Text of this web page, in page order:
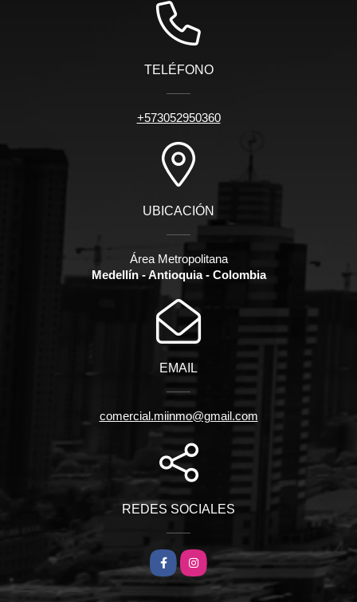
TELÉFONO
+573052950360
UBICACIÓN
Área Metropolitana
Medellín - Antioquia - Colombia
EMAIL
comercial.miinmo@gmail.com
REDES SOCIALES
FacebookInstagram